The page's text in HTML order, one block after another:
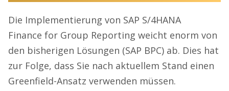
Die Implementierung von SAP S/4HANA
Finance for Group Reporting weicht enorm von
den bisherigen Lösungen (SAP BPC) ab. Dies hat
zur Folge, dass Sie nach aktuellem Stand einen
Greenfield-Ansatz verwenden müssen.